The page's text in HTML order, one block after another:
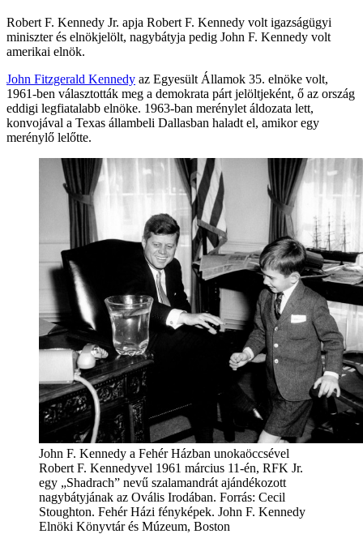
Robert F. Kennedy Jr. apja Robert F. Kennedy volt igazságügyi
miniszter és elnökjelölt, nagybátyja pedig John F. Kennedy volt
amerikai elnök.
John Fitzgerald Kennedy az Egyesült Államok 35. elnöke volt,
1961-ben választották meg a demokrata párt jelöltjeként, ő az ország
eddigi legfiatalabb elnöke. 1963-ban merénylet áldozata lett,
konvojával a Texas állambeli Dallasban haladt el, amikor egy
merénylő lelőtte.
John F. Kennedy a Fehér Házban unokaöccsével
Robert F. Kennedyvel 1961 március 11-én, RFK Jr.
egy „Shadrach” nevű szalamandrát ajándékozott
nagybátyjának az Ovális Irodában. Forrás: Cecil
Stoughton. Fehér Házi fényképek. John F. Kennedy
Elnöki Könyvtár és Múzeum, Boston